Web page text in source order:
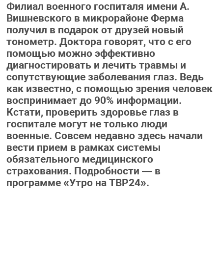
Филиал военного госпиталя имени А.
Вишневского в микрорайоне Ферма
получил в подарок от друзей новый
тонометр. Доктора говорят, что с его
помощью можно эффективно
диагностировать и лечить травмы и
сопутствующие заболевания глаз. Ведь
как известно, с помощью зрения человек
воспринимает до 90% информации.
Кстати, проверить здоровье глаз в
госпитале могут не только люди
военные. Совсем недавно здесь начали
вести прием в рамках системы
обязательного медицинского
страхования. Подробности — в
программе «Утро на ТВР24».